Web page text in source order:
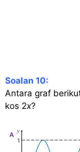
Soalan 10:
Antara graf
kos 2x?